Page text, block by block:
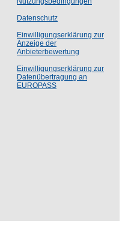
Datenschutz
Einwilligungserklärung zur
Anzeige der
Anbieterbewertung
Einwilligungserklärung zur
Datenübertragung an
EUROPASS